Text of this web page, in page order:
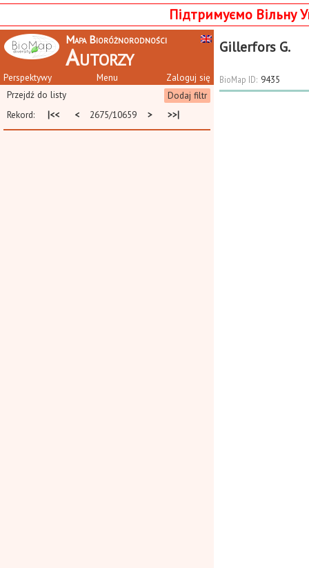
Підтримуємо Вільну
Mapa Bioróżnorodności
Autorzy
Perspektywy Zaloguj się
Menu
Dodaj filtr
Przejdź do listy
Rekord:
|<< < 2675/10659 > >>|
Gillerfors G.
BioMap ID: 9435